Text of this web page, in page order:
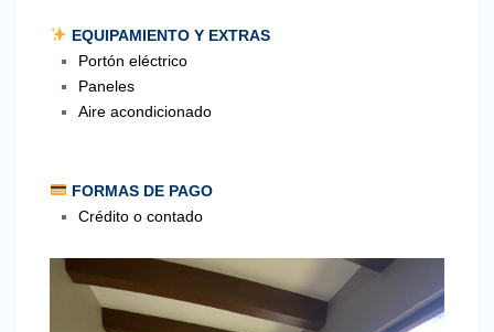
EQUIPAMIENTO Y EXTRAS
Portón eléctrico
Paneles
Aire acondicionado
FORMAS DE PAGO
Crédito o contado